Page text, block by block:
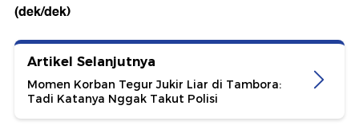
(dek/dek)
Artikel Selanjutnya
Momen Korban Tegur Jukir Liar di Tambora:
Tadi Katanya Nggak Takut Polisi